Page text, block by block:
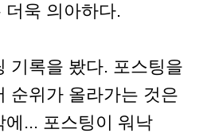
더욱 의아하다.
기록을 봤다. 포스팅을
순위가 올라가는 것은
에... 포스팅이 워낙